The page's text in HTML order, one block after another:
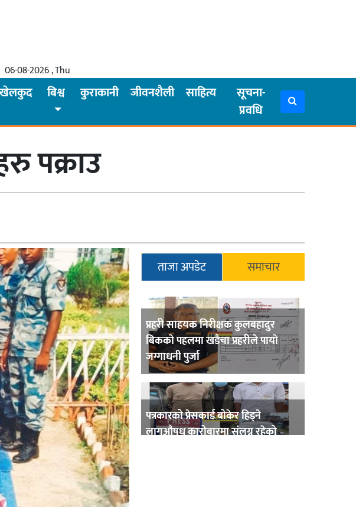
06-08-2026 , Thu
बिश्व कुराकानी जीवनशैली साहित्य
सूचना-
प्रवधि
पक्राउ
ताजा अपडेट समाचार
प्रहरी साहयक निरीक्षक कुलबहादुर
बिककाे पहलमा खडैचा प्रहरीले पायाे
जग्गाधनी पुर्जा
पत्रकारको प्रेसकार्ड बोकेर हिड्ने
लागुऔषध कारोबारमा संलग्न रहेको